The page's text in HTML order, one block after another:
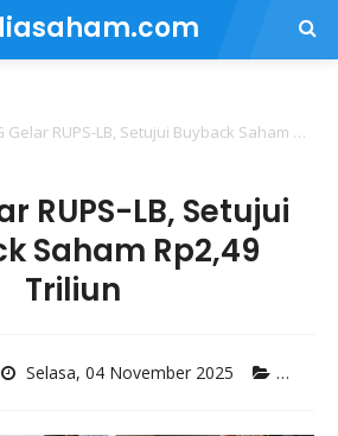
RUPS-LB, Setujui Buyback Saham Rp2,49 Triliun
RUPS-LB, Setujui
Saham Rp2,49
Triliun
Selasa, 04 November 2025 News